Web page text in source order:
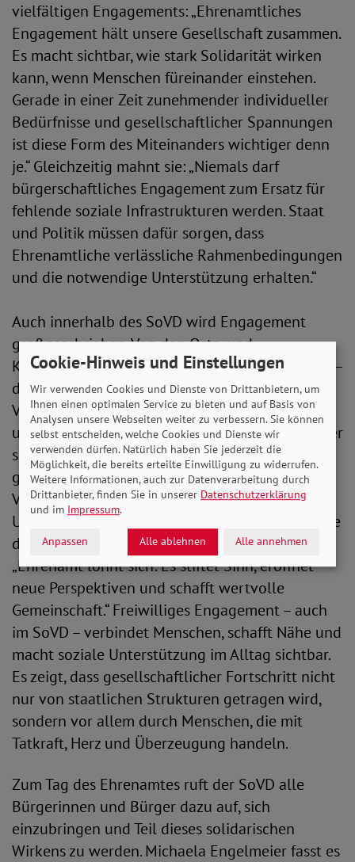
vielfältigen Engagements: „Ehrenamtliches
Engagement hält unsere Gesellschaft zusammen.
Es macht sichtbar, wie stark Solidarität wirken
kann, wenn Menschen füreinander einstehen.
Gerade in einer Zeit zunehmender individueller
Bedürfnisse und gesellschaftlicher Spannungen
ist diese Form des Miteinanders wichtiger denn
je.“ Gleichzeitig mahnt sie: „Niemals darf
bürgerschaftliches Engagement zum Ersatz für
fehlende soziale Infrastrukturen werden. Staat
und Politik müssen dafür sorgen, dass
Ehrenamtliche verlässliche Rahmenbedingungen
und die notwendige Unterstützung erhalten.“
Auch innerhalb des SoVD wird Engagement
großgeschrieben. Von den Orts- und
Kreisverbänden bis hin zum Bundesverbandsrat –
dem höchsten ehrenamtlichen Gremium des
Verbandes – tragen Freiwillige Verantwortung
und setzen sich für soziale Gerechtigkeit ein. „Wer
sich im SoVD engagiert, gestaltet Gesellschaft
ganz praktisch mit und ermöglicht konkrete
Verbesserungen für die Menschen, die
Unterstützung brauchen“, erklärt der Vorsitzende
des Bundesverbandsrates, Bernhard Sackarendt.
„Ehrenamt lohnt sich: Es stiftet Sinn, eröffnet
neue Perspektiven und schafft wertvolle
Gemeinschaft.“ Freiwilliges Engagement – auch
im SoVD – verbindet Menschen, schafft Nähe und
macht soziale Unterstützung im Alltag sichtbar.
Es zeigt, dass gesellschaftlicher Fortschritt nicht
nur von staatlichen Strukturen getragen wird,
sondern vor allem durch Menschen, die mit
Tatkraft, Herz und Überzeugung handeln.
Zum Tag des Ehrenamtes ruft der SoVD alle
Bürgerinnen und Bürger dazu auf, sich
einzubringen und Teil dieses solidarischen
Wirkens zu werden. Michaela Engelmeier fasst es
Cookie-Hinweis und Einstellungen
Wir verwenden Cookies und Dienste von Drittanbietern, um
Ihnen einen optimalen Service zu bieten und auf Basis von
Analysen unsere Webseiten weiter zu verbessern. Sie können
selbst entscheiden, welche Cookies und Dienste wir
verwenden dürfen. Natürlich haben Sie jederzeit die
Möglichkeit, die bereits erteilte Einwilligung zu widerrufen.
Weitere Informationen, auch zur Datenverarbeitung durch
Drittanbieter, finden Sie in unserer Datenschutzerklärung
und im Impressum.
Anpassen Alle ablehnen Alle annehmen